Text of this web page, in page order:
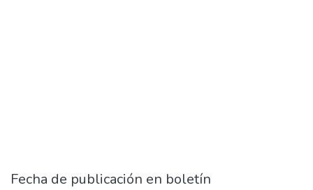
Fecha de publicación en boletín